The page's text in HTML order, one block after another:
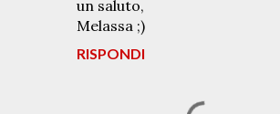
un saluto,
Melassa ;)
RISPONDI